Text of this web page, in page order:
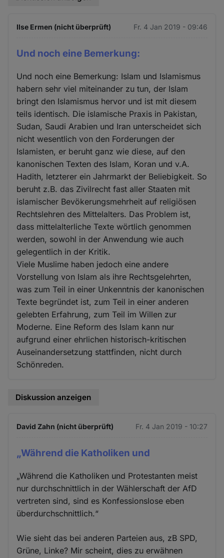
Ilse Ermen (nicht überprüft) Fr. 4 Jan 2019 - 09:46
Und noch eine Bemerkung:
Und noch eine Bemerkung: Islam und Islamismus
habern sehr viel miteinander zu tun, der Islam
bringt den Islamismus hervor und ist mit diesem
teils identisch. Die islamische Praxis in Pakistan,
Sudan, Saudi Arabien und Iran unterscheidet sich
nicht wesentlich von den Forderungen der
Islamisten, er beruht ganz wie diese, auf den
kanonischen Texten des Islam, Koran und v.A.
Hadith, letzterer ein Jahrmarkt der Beliebigkeit. So
beruht z.B. das Zivilrecht fast aller Staaten mit
islamischer Bevökerungsmehrheit auf religiösen
Rechtslehren des Mittelalters. Das Problem ist,
dass mittelalterliche Texte wörtlich genommen
werden, sowohl in der Anwendung wie auch
gelegentlich in der Kritik.
Viele Muslime haben jedoch eine andere
Vorstellung von Islam als ihre Rechtsgelehrten,
was zum Teil in einer Unkenntnis der kanonischen
Texte begründet ist, zum Teil in einer anderen
gelebten Erfahrung, zum Teil im Willen zur
Moderne. Eine Reform des Islam kann nur
aufgrund einer ehrlichen historisch-kritischen
Auseinandersetzung stattfinden, nicht durch
Schönreden.
Diskussion anzeigen
David Zahn (nicht überprüft) Fr. 4 Jan 2019 - 10:27
„Während die Katholiken und
„Während die Katholiken und Protestanten meist
nur durchschnittlich in der Wählerschaft der AfD
vertreten sind, sind es Konfessionslose eben
überdurchschnittlich.“
Wie sieht das bei anderen Parteien aus, zB SPD,
Grüne, Linke? Mir scheint, dies zu erwähnen